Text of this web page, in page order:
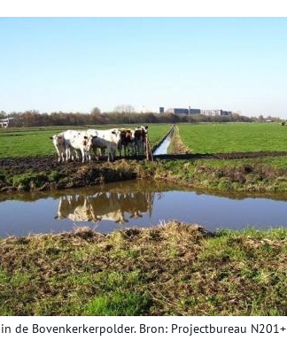
de Bovenkerkerpolder. Bron: Projectbureau N201+